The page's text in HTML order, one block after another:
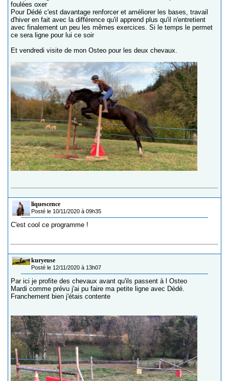
foulées oxer
Pour Dédé c'est davantage renforcer et améliorer les bases, travail
d'hiver en fait avec la différence qu'il apprend plus qu'il n'entretient
avec finalement un peu les mêmes exercices. Si le temps le permet
ce sera ligne pour lui ce soir
Et vendredi visite de mon Osteo pour les deux chevaux.
liquescence
Posté le 10/11/2020 à 09h35
C'est cool ce programme !
kuryeuse
Posté le 12/11/2020 à 13h07
Par ici je profite des chevaux avant qu'ils passent à l Osteo
Mardi comme prévu j'ai pu faire ma petite ligne avec Dédé.
Franchement bien j'étais contente